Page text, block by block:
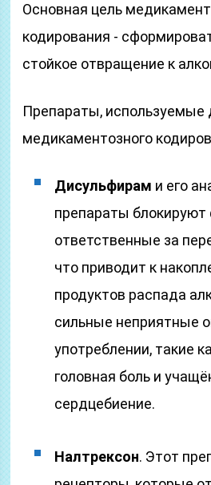
Основная цель
кодирования -
стойкое отвращение к
Препараты, используемые
медикаментозного
Дисульфирам и его
препараты
ответственные за
что приводит к
продуктов распада
сильные неприятные
употреблении, такие
головная боль и
сердцебиение.
Налтрексон. Этот